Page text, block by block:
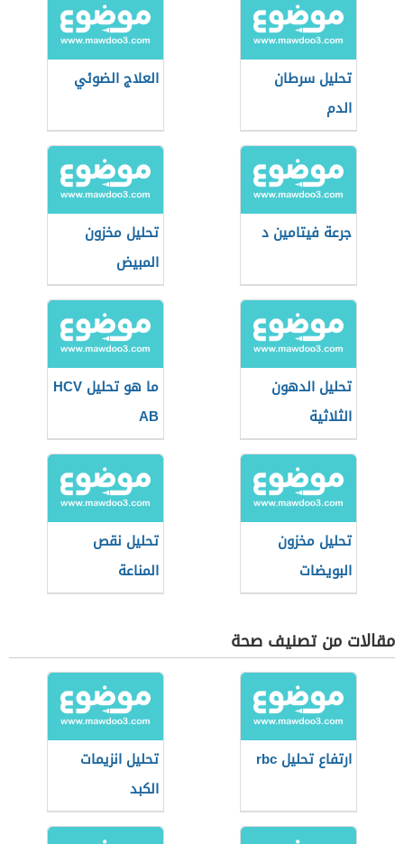
تحليل سرطان
الدم
العلاج الضوئي
جرعة فيتامين د
تحليل مخزون
المبيض
تحليل الدهون
الثلاثية
ما هو تحليل HCV
AB
تحليل مخزون
البويضات
تحليل نقص
المناعة
مقالات من تصنيف صحة
ارتفاع تحليل rbc
تحليل انزيمات
الكبد